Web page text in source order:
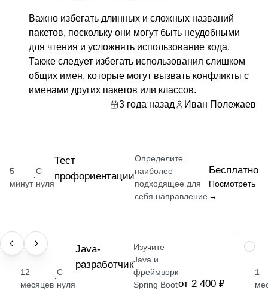
Важно избегать длинных и сложных названий
пакетов, поскольку они могут быть неудобными
для чтения и усложнять использование кода.
Также следует избегать использования слишком
общих имен, которые могут вызвать конфликты с
именами других пакетов или классов.
3 года назад
Иван Полежаев
5
минут
·
С
нуля
Тест
профориентации
Определите
наиболее
подходящее для
себя направление
Бесплатно
Посмотреть
→
ПРОФЕССИЯ
12
месяцев
·
С
нуля
Java-
разработчик
Изучите
Java и
фреймворк
Spring Bootот 2 400 ₽
1